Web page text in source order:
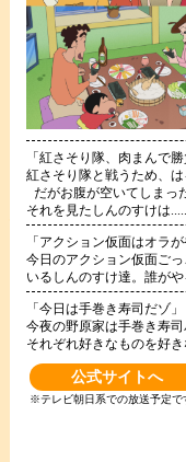
「紅さそり隊、肉まんで勝
紅さそり隊と戦うため、
だがお腹が空いてしまっ
それを見たしんのすけは......
「アクション仮面はオラが
今日のアクション仮面ご
いるしんのすけ達。誰が
「今日は手巻き寿司だゾ」
今夜の野原家は手巻き寿司
それぞれ好きなものを好き
公式サイトへ
※テレビ朝日系での放送予定で